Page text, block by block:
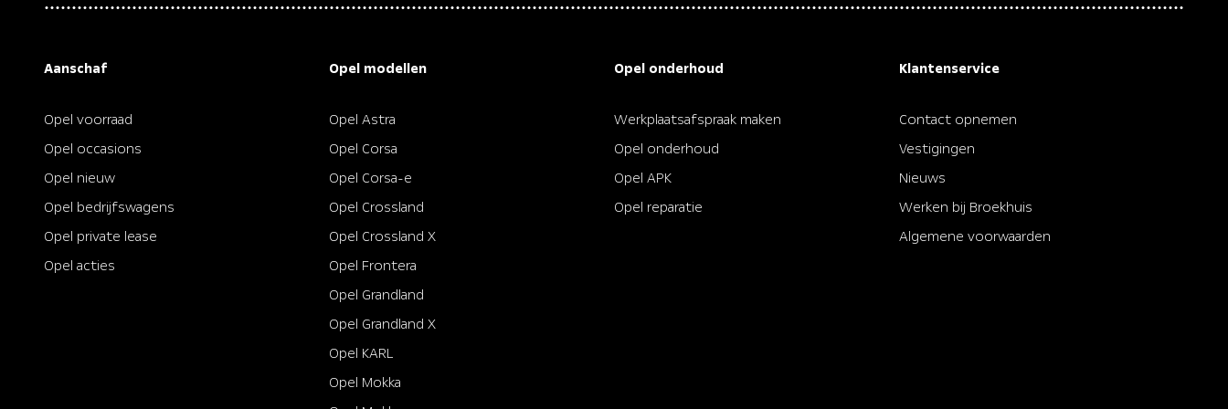
Aanschaf
Opel voorraad
Opel occasions
Opel nieuw
Opel bedrijfswagens
Opel private lease
Opel acties
Opel modellen
Opel Astra
Opel Corsa
Opel Corsa-e
Opel Crossland
Opel Crossland X
Opel Frontera
Opel Grandland
Opel Grandland X
Opel KARL
Opel Mokka
Opel onderhoud
Werkplaatsafspraak maken
Opel onderhoud
Opel APK
Opel reparatie
Klantenservice
Contact opnemen
Vestigingen
Nieuws
Werken bij Broekhuis
Algemene voorwaarden